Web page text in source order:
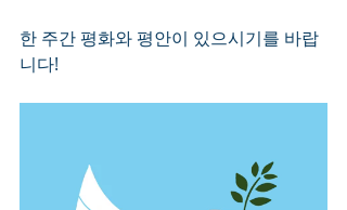
한 주간 평화와 평안이 있으시기를 바랍
니다!